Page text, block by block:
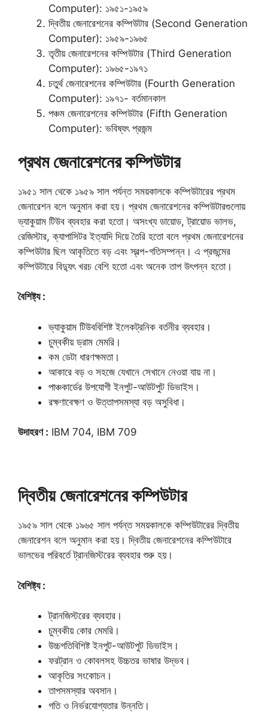
Computer): ১৯৫১-১৯৫৯
দ্বিতীয় জেনারেশনের কম্পিউটার (Second Generation
Computer): ১৯৫৯-১৯৬৫
তৃতীয় জেনারেশনের কম্পিউটার (Third Generation
Computer): ১৯৬৫-১৯৭১
চতুর্থ জেনারেশনের কম্পিউটার (Fourth Generation
Computer): ১৯৭১- বর্তমানকাল
পঞ্চম জেনারেশনের কম্পিউটার (Fifth Generation
Computer): ভবিষ্যৎ প্রজন্ম
প্রথম জেনারেশনের কম্পিউটার
১৯৫১ সাল থেকে ১৯৫৯ সাল পর্যন্ত সময়কালকে কম্পিউটারের প্রথম
জেনারেশন বলে অনুমান করা হয়। প্রথম জেনারেশনের কম্পিউটারগুলোয়
ভ্যাকুয়াম টিউব ব্যবহার করা হতো। অসংখ্য ডায়োড, ট্রায়োড ভালভ,
রেজিস্টার, ক্যাপাসিটর ইত্যাদি দিয়ে তৈরি হতো বলে প্রথম জেনারেশনের
কম্পিউটার ছিল আকৃতিতে বড় এবং স্বল্প-গতিসম্পন্ন। এ প্রজন্মের
কম্পিউটারে বিদ্যুৎ খরচ বেশি হতো এবং অনেক তাপ উৎপন্ন হতো।
বৈশিষ্ট্য :
ভ্যাকুয়াম টিউববিশিষ্ট ইলেকট্রনিক বর্তনীর ব্যবহার।
চুম্বকীয় ড্রাম মেমরি।
কম ডেটা ধারণক্ষমতা।
আকারে বড় ও সহজে যেখানে সেখানে নেওয়া যায় না।
পাঞ্চকার্ডের উপযোগী ইনপুট-আউটপুট ডিভাইস।
রক্ষণাবেক্ষণ ও উত্তাপসমস্যা বড় অসুবিধা।
উদাহরণ : IBM 704, IBM 709
দ্বিতীয় জেনারেশনের কম্পিউটার
১৯৫৯ সাল থেকে ১৯৬৫ সাল পর্যন্ত সময়কালকে কম্পিউটারের দ্বিতীয়
জেনারেশন বলে অনুমান করা হয়। দ্বিতীয় জেনারেশনের কম্পিউটারে
ভালভের পরিবর্তে ট্রানজিস্টরের ব্যবহার শুরু হয়।
বৈশিষ্ট্য :
ট্রানজিস্টরের ব্যবহার।
চুম্বকীয় কোর মেমরি।
উচ্চগতিবিশিষ্ট ইনপুট-আউটপুট ডিভাইস।
ফরট্রান ও কোবলসহ উচ্চতর ভাষার উদ্ভব।
আকৃতির সংকোচন।
তাপসমস্যার অবসান।
গতি ও নির্ভরযোগ্যতার উন্নতি।